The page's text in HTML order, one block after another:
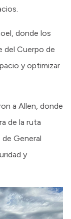
donde los
del Cuerpo de
y optimizar
a Allen, donde
de la ruta
General
y